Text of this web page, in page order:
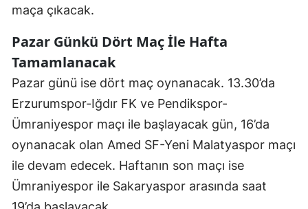
Niğde
Rize
Sakarya
Samsun
Siirt
maça çıkacak.
Pazar Günkü Dört Maç İle Hafta
Tamamlanacak
Pazar günü ise dört maç oynanacak. 13.30’da
Erzurumspor-Iğdır FK ve Pendikspor-
Ümraniyespor maçı ile başlayacak gün, 16’da
oynanacak olan Amed SF-Yeni Malatyaspor maçı
ile devam edecek. Haftanın son maçı ise
Ümraniyespor ile Sakaryaspor arasında saat